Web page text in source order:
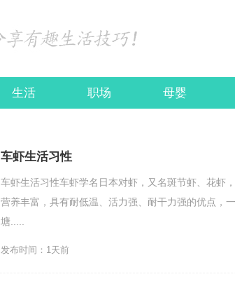
生活 职场 母婴
车虾生活习性
车虾生活习性车虾学名日本对虾，又名斑节虾、花虾
营养丰富，具有耐低温、活力强、耐干力强的优点，
塘.....
发布时间：1天前